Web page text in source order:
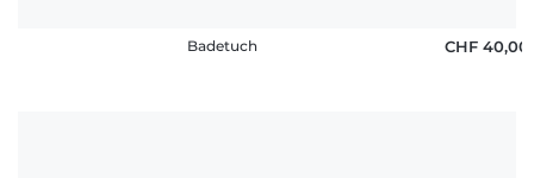
Badetuch CHF 40,00